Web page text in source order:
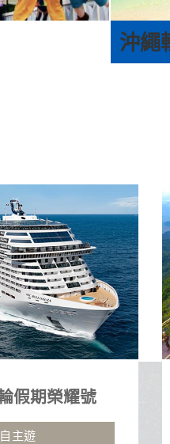
沖繩
無購物站、印